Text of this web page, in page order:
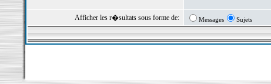
Afficher les r�sultats sous forme de: Messages Sujets